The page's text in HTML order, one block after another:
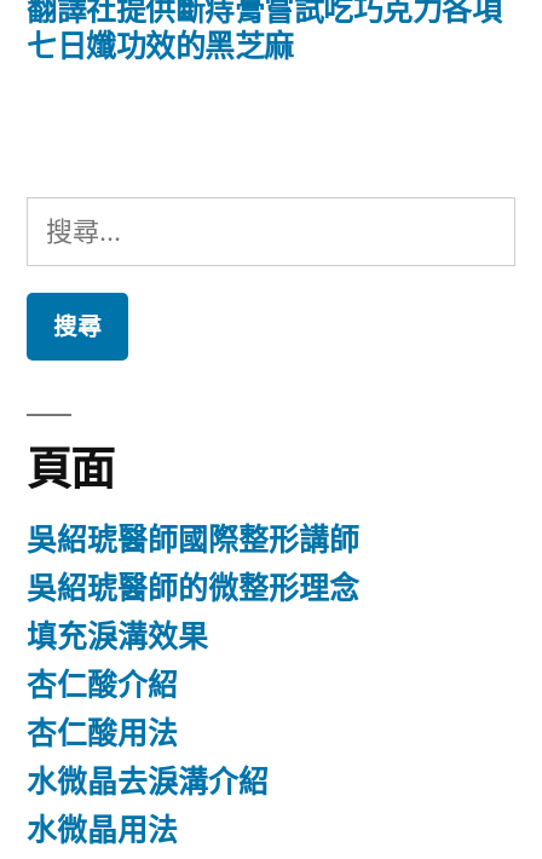
覽
一
篇
翻譯社提供斷痔膏嘗試吃巧克力各項
七日孅功效的黑芝麻
搜
尋
鍵
字:
頁面
吳紹琥醫師國際整形講師
吳紹琥醫師的微整形理念
填充淚溝效果
杏仁酸介紹
杏仁酸用法
水微晶去淚溝介紹
水微晶用法